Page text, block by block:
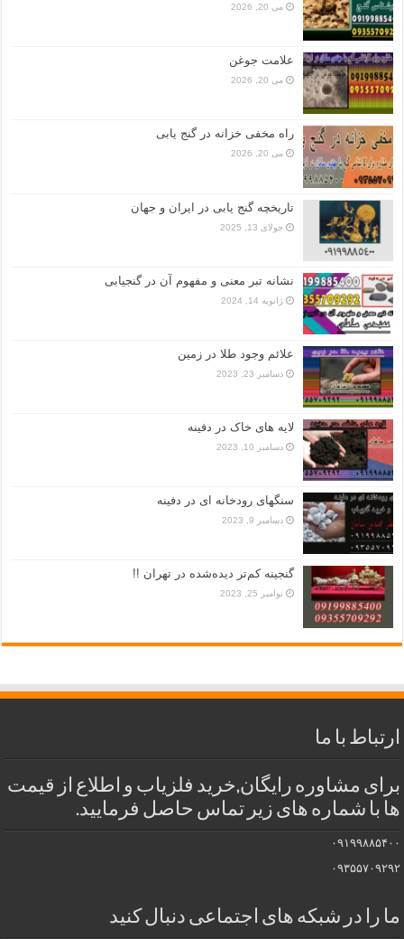
می 20, 2026
علامت جوغن
می 20, 2026
راه مخفی خزانه در گنج یابی
می 20, 2026
تاریخچه گنج‌ یابی در ایران و جهان
جولای 13, 2025
نشانه تبر معنی و مفهوم آن در گنجیابی
ژانویه 14, 2024
علائم وجود طلا در زمین
دسامبر 23, 2023
لایه های خاک در دفینه
دسامبر 10, 2023
سنگهای رودخانه ای در دفینه
دسامبر 9, 2023
گنجینه کم‌تر دیده‌شده در تهران !!
نوامبر 25, 2023
ارتباط با ما
برای مشاوره رایگان,خرید فلزیاب و اطلاع از قیمت
ها با شماره های زیر تماس حاصل فرمایید.
۰۹۱۹۹۸۸۵۴۰۰
۰۹۳۵۵۷۰۹۲۹۲
ما را در شبکه های اجتماعی دنبال کنید